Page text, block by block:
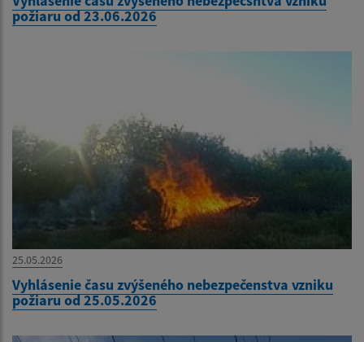
požiaru od 23.06.2026
25.05.2026
Vyhlásenie času zvýšeného nebezpečenstva vzniku
požiaru od 25.05.2026